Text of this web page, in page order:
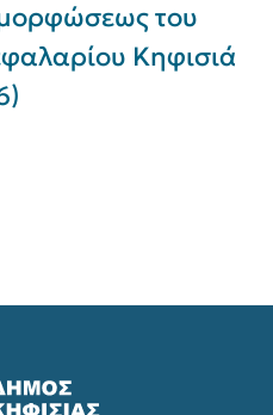
του
Κηφισιάς